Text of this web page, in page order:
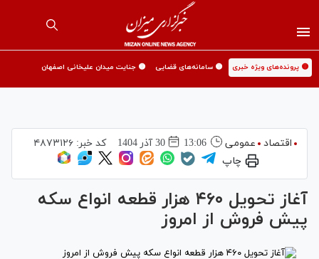
🟡 پرونده‌های ویژه خبری 🟡 سامانه‌های قضایی 🟡 جنایت میدان علیخانی اصفهان
اقتصاد عمومی 13:06 30 آذر 1404 کد خبر: ۴۸۷۳۱۲۶
چاپ
آغاز تحویل ۴۶۰ هزار قطعه انواع سکه
پیش فروش از امروز